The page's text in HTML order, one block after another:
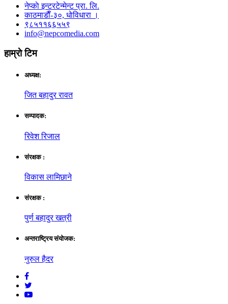
नेप्काे इन्टरटेन्मेन्ट प्रा. लि.
काठमाडाैँ-३०, धाेविधारा ।
९८५११६६५५९
info@nepcomedia.com
हाम्राे टिम
अध्यक्ष:
जित बहादुर रावत
सम्पादक:
रिवेश रिजाल
संरक्षक :
विकास लामिछाने
संरक्षक :
पुर्ण बहादुर खत्री
अन्तराष्ट्रिय संयाेजक:
नुरुल हैदर